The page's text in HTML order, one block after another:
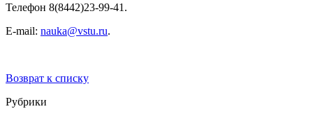
Телефон 8(8442)23-99-41.
E-mail: nauka@vstu.ru.
Возврат к списку
Рубрики